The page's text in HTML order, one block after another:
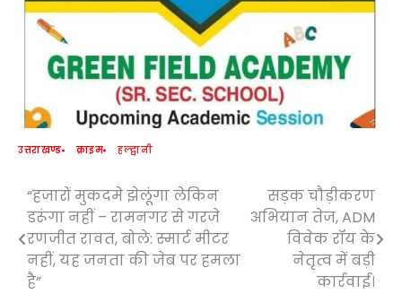
उत्तराखण्ड क्राइम हल्द्वानी
Post
navigation
“हजारों मुकदमे झेलूंगा लेकिन
डरूंगा नहीं – रामनगर से गरजे
रणजीत रावत, बोले: स्मार्ट मीटर
नहीं, यह जनता की जेब पर हमला
है”
सड़क चौड़ीकरण
अभियान तेज, ADM
विवेक रॉय के
नेतृत्व में बड़ी
कार्रवाई।